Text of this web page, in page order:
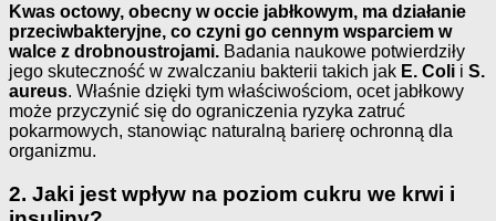
Kwas octowy, obecny w occie jabłkowym, ma działanie
przeciwbakteryjne, co czyni go cennym wsparciem w
walce z drobnoustrojami. Badania naukowe potwierdziły
jego skuteczność w zwalczaniu bakterii takich jak E. Coli i S.
aureus. Właśnie dzięki tym właściwościom, ocet jabłkowy
może przyczynić się do ograniczenia ryzyka zatruć
pokarmowych, stanowiąc naturalną barierę ochronną dla
organizmu.
2. Jaki jest wpływ na poziom cukru we krwi i